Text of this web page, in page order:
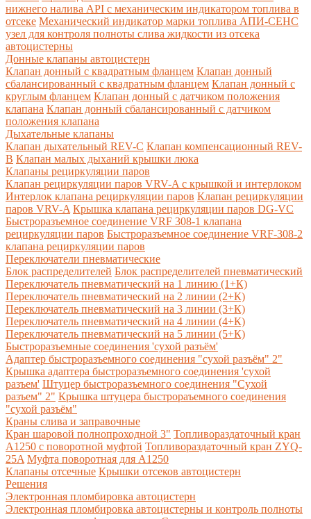
нижнего налива API с механическим индикатором топлива в
отсеке Механический индикатор марки топлива АПИ-СЕНС
узел для контроля полноты слива жидкости из отсека
автоцистерны
Донные клапаны автоцистерн
Клапан донный с квадратным фланцем Клапан донный
сбалансированный с квадратным фланцем Клапан донный с
круглым фланцем Клапан донный с датчиком положения
клапана Клапан донный сбалансированный с датчиком
положения клапана
Дыхательные клапаны
Клапан дыхательный REV-C Клапан компенсационный REV-
B Клапан малых дыханий крышки люка
Клапаны рециркуляции паров
Клапан рециркуляции паров VRV-A с крышкой и интерлоком
Интерлок клапана рециркуляции паров Клапан рециркуляции
паров VRV-A Крышка клапана рециркуляции паров DG-VC
Быстроразъемное соединение VRF 308-1 клапана
рециркуляции паров Быстроразъемное соединение VRF-308-2
клапана рециркуляции паров
Переключатели пневматические
Блок распределителей Блок распределителей пневматический
Переключатель пневматический на 1 линию (1+К)
Переключатель пневматический на 2 линии (2+К)
Переключатель пневматический на 3 линии (3+К)
Переключатель пневматический на 4 линии (4+К)
Переключатель пневматический на 5 линии (5+К)
Быстроразъемные соединения 'сухой разъём'
Адаптер быстроразъемного соединения "сухой разъём" 2"
Крышка адаптера быстроразъемного соединения 'сухой
разъем' Штуцер быстроразъемного соединения "Сухой
разъем" 2" Крышка штуцера быстрораъемного соединения
"сухой разъём"
Краны слива и заправочные
Кран шаровой полнопроходной 3" Топливораздаточный кран
A1250 с поворотной муфтой Топливораздаточный кран ZYQ-
25A Муфта поворотная для А1250
Клапаны отсечные Крышки отсеков автоцистерн
Решения
Электронная пломбировка автоцистерн
Электронная пломбировка автоцистерны и контроль полноты